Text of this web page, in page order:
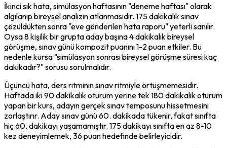
İkinci sık hata, simülasyon haftasının "deneme haftası" olarak
algılanıp bireysel analizin atlanmasıdır. 175 dakikalık sınav
çözüldükten sonra "eve gönderilen hata raporu" yeterli sanılır.
Oysa 8 kişilik bir grupta aday başına 4 dakikalık bireysel
görüşme, sınav günü kompozit puanını 1-2 puan etkiler. Bu
nedenle kursa "simülasyon sonrası bireysel görüşme süresi kaç
dakikadır?" sorusu sorulmalıdır.
Üçüncü hata, ders ritminin sınav ritmiyle örtüşmemesidir.
Haftada iki 90 dakikalık oturum yerine tek 180 dakikalık oturum
yapan bir kurs, adayın gerçek sınav temposunu hissetmesini
zorlaştırır. Aday sınav günü 60. dakikada tükenir, fakat sınıfta
hiç 60. dakikayı yaşamamıştır. 175 dakikayı sınıfta en az 8-10
kez deneyimlemek, 36 puan hedefinde belirleyicidir.